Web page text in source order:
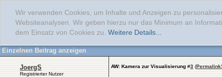
Wir verwenden Cookies, um Inhalte und Anzeigen zu
Websiteanalysen. Wir geben hierzu nur das Minimum an
dem Einsatz von Cookies zu. Weitere Details...
Einzelnen Beitrag anzeigen
JoergS
Registrierter Nutzer
AW: Kamera zur Visualisierung #3 (Permalink)